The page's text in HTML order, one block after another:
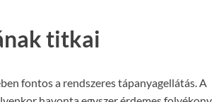
titkai
fontos a rendszeres tápanyagellátás. A